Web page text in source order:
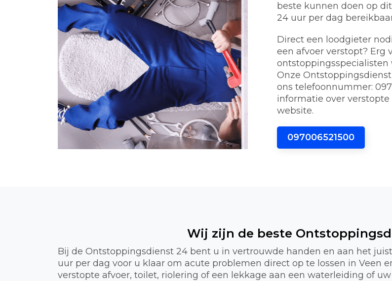
beste kunnen doen op
24 uur per dag
Direct een loodgieter
een afvoer verstopt? Erg
Onze
ons telefoonnummer:
informatie over
website.
097006521500
Wij zijn de beste
Bij de Ontstoppingsdienst 24 bent u in vertrouwde handen en aan het
uur per dag voor u klaar om acute problemen direct op te lossen in Veen
verstopte afvoer, toilet, riolering of een lekkage aan een waterleiding of uw